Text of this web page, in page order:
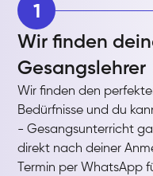
1
Wir finden
Gesangslehrer
Wir finden den
Bedürfnisse und du
- Gesangsunterricht
direkt nach deiner
Termin per WhatsApp